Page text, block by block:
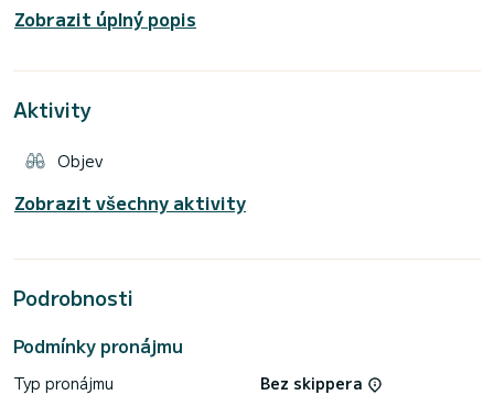
Tento člun s pevným trupem pojme až 8 osob na palubě. Má
velká přední a zadní sedadla, která lze snadno přeměnit na
pilota. Má koupelnový žebřík, velkou zadní plošinu, hydraulické
která se používá jako suchý úložný prostor. Vybaveno
motorem Suzuki o výkonu 140 HP. Tato loď je ideální pro
Zobrazit úplný popis
Aktivity
Objev
Zobrazit všechny aktivity
Podrobnosti
Podmínky pronájmu
Typ pronájmu
Bez skippera